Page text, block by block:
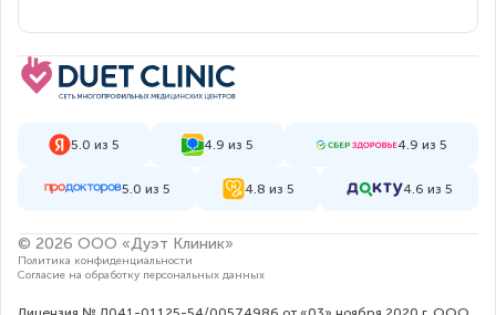
5.0 из 5 4.9 из 5 4.9 из 5
5.0 из 5 4.8 из 5 4.6 из 5
© 2026 ООО «Дуэт Клиник»
Политика конфиденциальности
Согласие на обработку персональных данных